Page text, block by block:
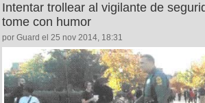
Intentar trollear al vigilante de
tome con humor
por Guard el 25 nov 2014, 18:31